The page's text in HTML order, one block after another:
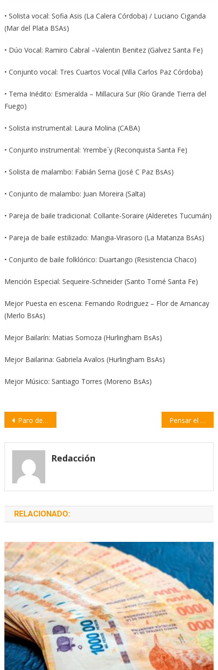
• Solista vocal: Sofia Asis (La Calera Córdoba) / Luciano Ciganda
(Mar del Plata BSAs)
• Dúo Vocal: Ramiro Cabral –Valentin Benitez (Galvez Santa Fe)
• Conjunto vocal: Tres Cuartos Vocal (Villa Carlos Paz Córdoba)
• Tema Inédito: Esmeralda – Millacura Sur (Río Grande Tierra del
Fuego)
• Solista instrumental: Laura Molina (CABA)
• Conjunto instrumental: Yrembe´y (Reconquista Santa Fe)
• Solista de malambo: Fabián Serna (José C Paz BsAs)
• Conjunto de malambo: Juan Moreira (Salta)
• Pareja de baile tradicional: Collante-Soraire (Alderetes Tucumán)
• Pareja de baile estilizado: Mangia-Virasoro (La Matanza BsAs)
• Conjunto de baile folklórico: Duartango (Resistencia Chaco)
Mención Especial: Sequeire-Schneider (Santo Tomé Santa Fe)
Mejor Puesta en escena: Fernando Rodriguez – Flor de Amancay
(Merlo BsAs)
Mejor Bailarín: Matias Somoza (Hurlingham BsAs)
Mejor Bailarina: Gabriela Avalos (Hurlingham BsAs)
Mejor Músico: Santiago Torres (Moreno BsAs)
Navegación
entradas
Paro de trabajadores contratistas de UOM en Acindar Pensar el 2 de Abril: Argentina y la herida abierta de Malvinas | por Federico Mare
Redacción
RELACIONADO: